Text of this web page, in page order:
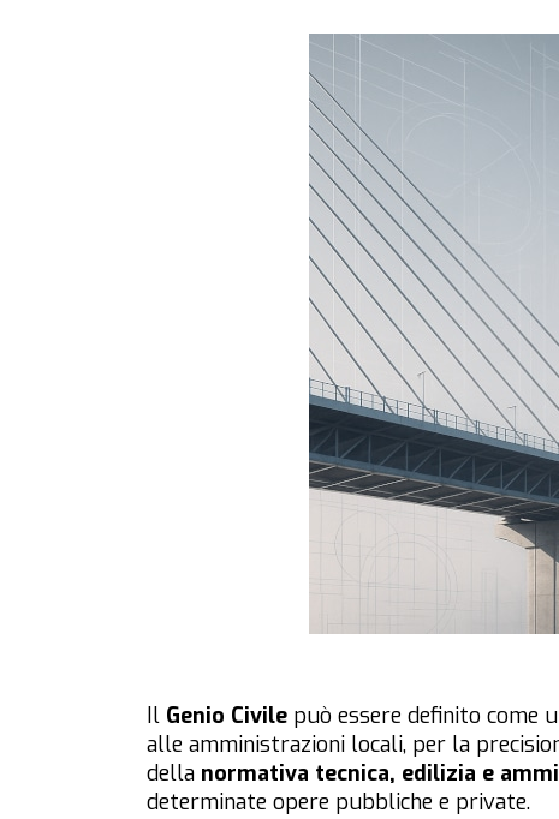
Il Genio Civile può essere definito come
alle amministrazioni locali, per la
della normativa tecnica, edilizia e
determinate opere pubbliche e private.